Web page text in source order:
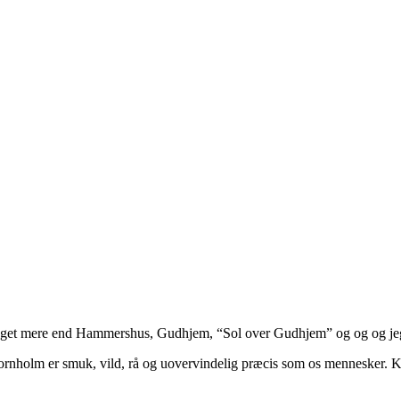
mere end Hammershus, Gudhjem, “Sol over Gudhjem” og og og
er smuk, vild, rå og uovervindelig præcis som os mennesker.